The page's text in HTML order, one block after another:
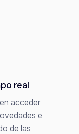
real
acceder
e
de las